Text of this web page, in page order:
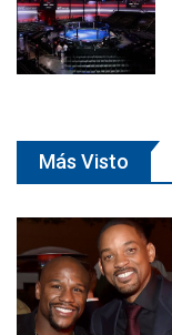
Más Visto